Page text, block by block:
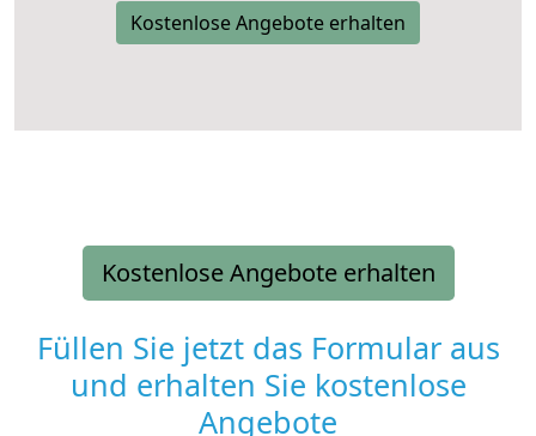
Kostenlose Angebote erhalten
Kostenlose Angebote erhalten
Füllen Sie jetzt das Formular aus
und erhalten Sie kostenlose
Angebote